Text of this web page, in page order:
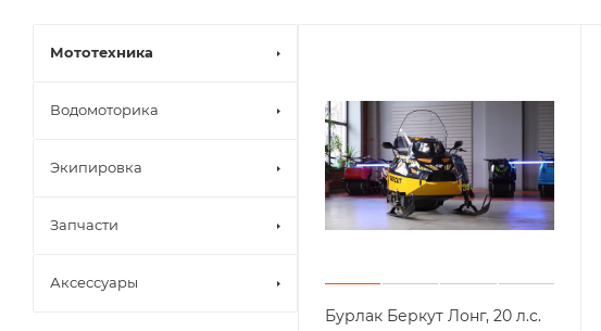
Бурлак Беркут Лонг, 20 л.с.
Мототехника
Водомоторика
Экипировка
Запчасти
Аксессуары